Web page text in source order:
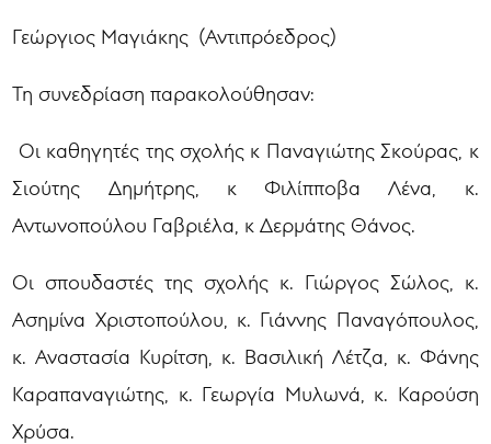
Γεώργιος Μαγιάκης (Αντιπρόεδρος)
Τη συνεδρίαση παρακολούθησαν:
Οι καθηγητές της σχολής κ Παναγιώτης Σκούρας, κ
Σιούτης Δημήτρης, κ Φιλίπποβα Λένα, κ.
Αντωνοπούλου Γαβριέλα, κ Δερμάτης Θάνος.
Οι σπουδαστές της σχολής κ. Γιώργος Σώλος, κ.
Ασημίνα Χριστοπούλου, κ. Γιάννης Παναγόπουλος,
κ. Αναστασία Κυρίτση, κ. Βασιλική Λέτζα, κ. Φάνης
Καραπαναγιώτης, κ. Γεωργία Μυλωνά, κ. Καρούση
Χρύσα.